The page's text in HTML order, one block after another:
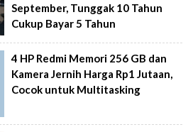
September, Tunggak 10 Tahun
Cukup Bayar 5 Tahun
4 HP Redmi Memori 256 GB dan
Kamera Jernih Harga Rp1 Jutaan,
Cocok untuk Multitasking